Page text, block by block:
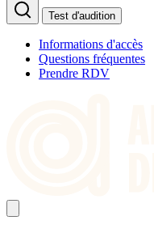
Test d'audition
Informations d'accès
Questions fréquentes
Prendre RDV